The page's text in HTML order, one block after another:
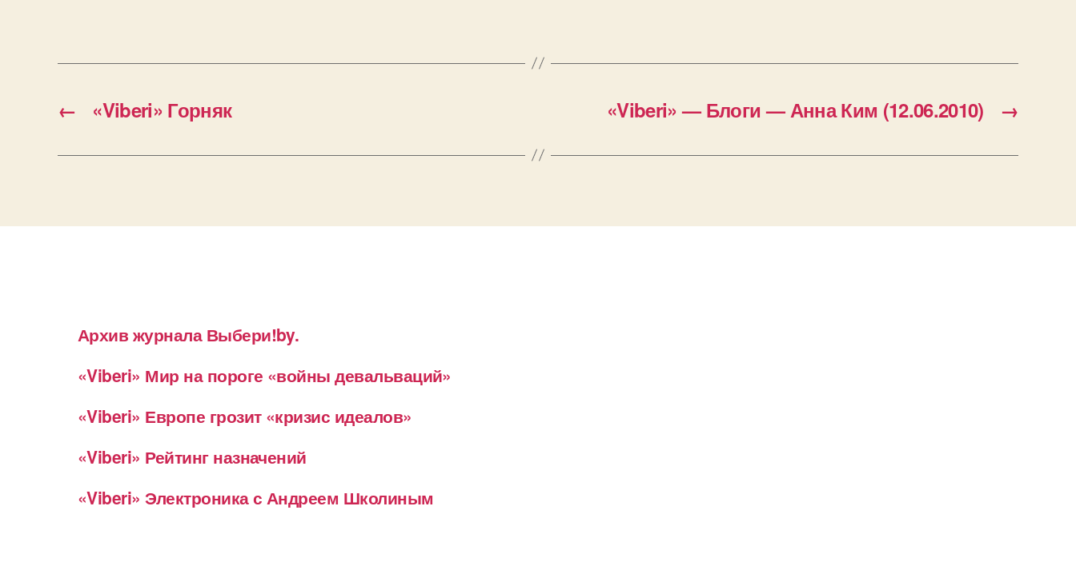
← «Viberi» Горняк →
«Viberi» — Блоги — Анна Ким (12.06.2010)
Архив журнала Выбери!by.
«Viberi» Мир на пороге «войны девальваций»
«Viberi» Европе грозит «кризис идеалов»
«Viberi» Рейтинг назначений
«Viberi» Электроника с Андреем Школиным